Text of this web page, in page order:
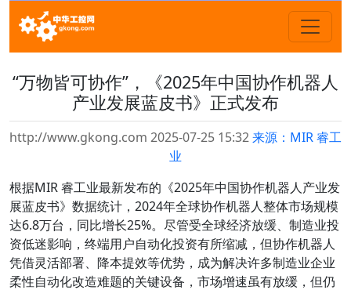
“万物皆可协作”，《2025年中国协作机器人
产业发展蓝皮书》正式发布
http://www.gkong.com 2025-07-25 15:32来源：MIR 睿工
业
根据MIR 睿工业最新发布的《2025年中国协作机器人产业发
展蓝皮书》数据统计，2024年全球协作机器人整体市场规模
达6.8万台，同比增长25%。尽管受全球经济放缓、制造业投
资低迷影响，终端用户自动化投资有所缩减，但协作机器人
凭借灵活部署、降本提效等优势，成为解决许多制造业企业
柔性自动化改造难题的关键设备，市场增速虽有放缓，但仍